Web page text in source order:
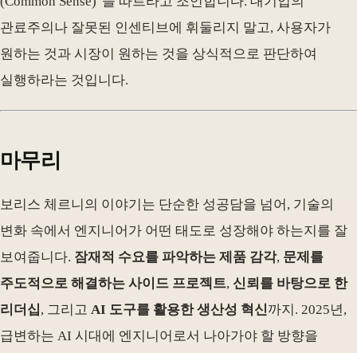
관료주의나 잘못된 인센티브에 휘둘리지 말고, 사용자가
원하는 것과 시장이 원하는 것을 상식적으로 판단하여
실행하라는 것입니다.
마무리
보리스 체르니의 이야기는 단순한 성공담을 넘어, 기술의
변화 속에서 엔지니어가 어떤 태도로 성장해야 하는지를 잘
보여줍니다. 잠재적 수요를 파악하는 제품 감각, 문제를
주도적으로 해결하는 사이드 프로젝트, 신뢰를 바탕으로 한
리더십, 그리고 AI 도구를 활용한 생산성 혁신까지. 2025년,
급변하는 AI 시대에 엔지니어로서 나아가야 할 방향을